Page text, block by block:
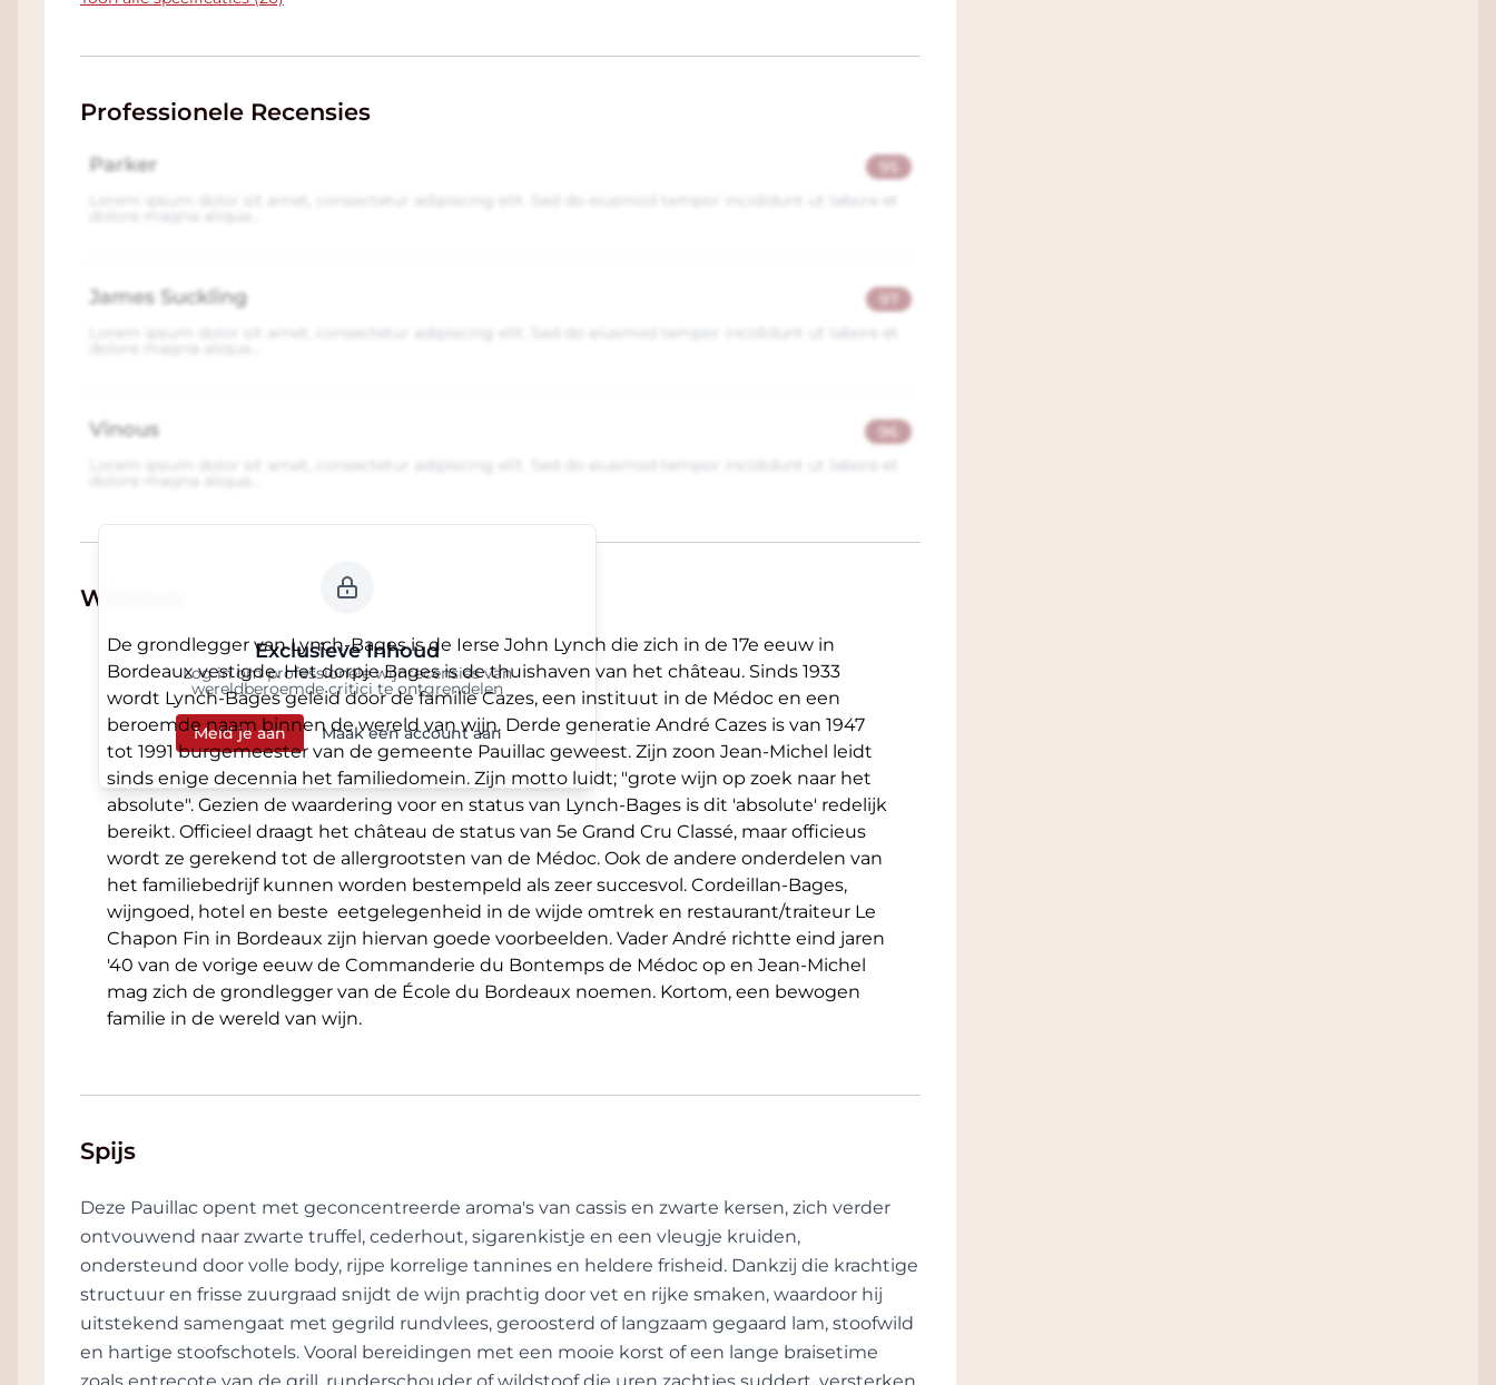
Professionele Recensies
Parker
95
Lorem ipsum dolor sit amet, consectetur adipiscing elit. Sed do eiusmod tempor incididunt ut labore et
James Suckling
97
Lorem ipsum dolor sit amet, consectetur adipiscing elit. Sed do eiusmod tempor incididunt ut labore et
Vinous
96
Lorem ipsum dolor sit amet, consectetur adipiscing elit. Sed do eiusmod tempor incididunt ut labore et
Exclusieve Inhoud
Log in om professionele wijnrecensies van
wereldberoemde critici te ontgrendelen
Meld je aan Maak een account aan
Wijnhuis
De grondlegger van Lynch-Bages is de Ierse John Lynch die zich in de 17e eeuw in
Bordeaux vestigde. Het dorpje Bages is de thuishaven van het château. Sinds 1933
wordt Lynch-Bages geleid door de familie Cazes, een instituut in de Médoc en een
beroemde naam binnen de wereld van wijn. Derde generatie André Cazes is van 1947
tot 1991 burgemeester van de gemeente Pauillac geweest. Zijn zoon Jean-Michel leidt
sinds enige decennia het familiedomein. Zijn motto luidt; "grote wijn op zoek naar het
absolute". Gezien de waardering voor en status van Lynch-Bages is dit 'absolute' redelijk
bereikt. Officieel draagt het château de status van 5e Grand Cru Classé, maar officieus
wordt ze gerekend tot de allergrootsten van de Médoc. Ook de andere onderdelen van
het familiebedrijf kunnen worden bestempeld als zeer succesvol. Cordeillan-Bages,
wijngoed, hotel en beste eetgelegenheid in de wijde omtrek en restaurant/traiteur Le
Chapon Fin in Bordeaux zijn hiervan goede voorbeelden. Vader André richtte eind jaren
'40 van de vorige eeuw de Commanderie du Bontemps de Médoc op en Jean-Michel
mag zich de grondlegger van de École du Bordeaux noemen. Kortom, een bewogen
familie in de wereld van wijn.
Spijs
Deze Pauillac opent met geconcentreerde aroma's van cassis en zwarte kersen, zich verder
ontvouwend naar zwarte truffel, cederhout, sigarenkistje en een vleugje kruiden,
ondersteund door volle body, rijpe korrelige tannines en heldere frisheid. Dankzij die krachtige
structuur en frisse zuurgraad snijdt de wijn prachtig door vet en rijke smaken, waardoor hij
uitstekend samengaat met gegrild rundvlees, geroosterd of langzaam gegaard lam, stoofwild
en hartige stoofschotels. Vooral bereidingen met een mooie korst of een lange braisetime
zoals entrecote van de grill, runderschouder of wildstoof die uren zachtjes suddert, versterken